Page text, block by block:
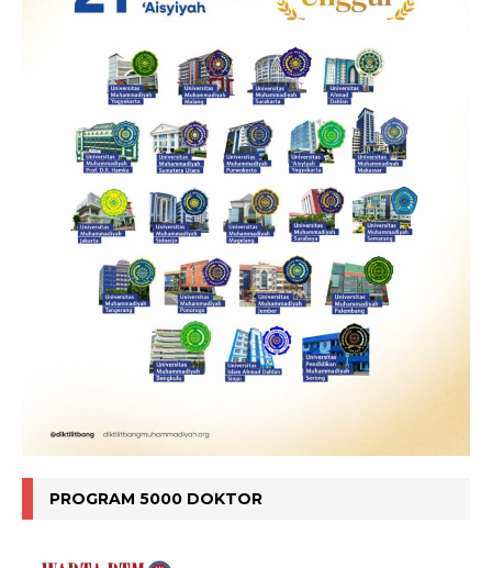
PROGRAM 5000 DOKTOR